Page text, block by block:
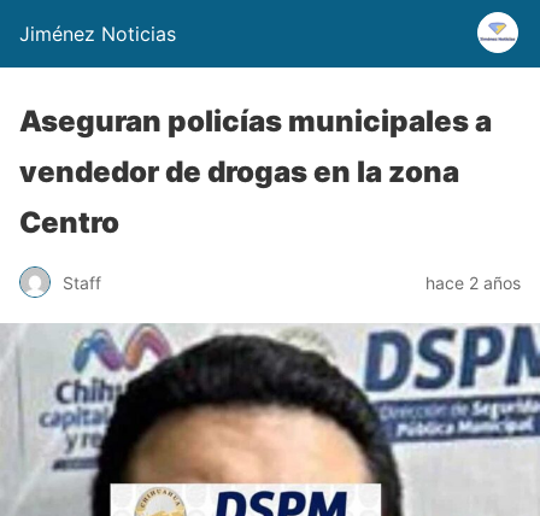
Jiménez Noticias
Aseguran policías municipales a
vendedor de drogas en la zona
Centro
Staff hace 2 años